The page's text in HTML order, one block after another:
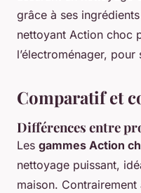
grâce à ses
nettoyant Action choc
l’électroménager,
Comparatif et
Différences entre
Les gammes Action
nettoyage puissant,
maison.